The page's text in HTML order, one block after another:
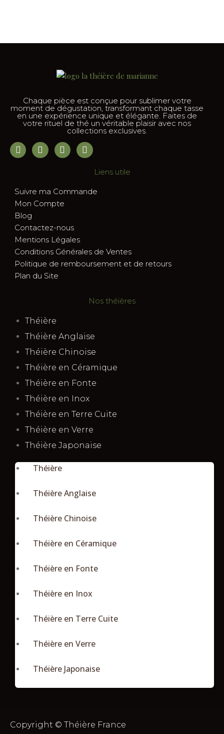
Chaque pièce est conçue pour sublimer votre
moment de dégustation, transformant chaque tasse
en une expérience unique et élégante. Faites de
votre rituel de thé un véritable plaisir avec nos
collections exclusives.
Liens utile
Suivre ma Commande
Mon Compte
Blog
Contactez-nous
Mentions Légales
Conditions Générales de Ventes
Politique de remboursement et de retours
Plan du Site
Nos théières
Théière
Théière Anglaise
Théière Chinoise
Théière en Céramique
Théière en Fonte
Théière en Inox
Théière en Terre Cuite
Théière en Verre
Théière Japonaise
Théière
Théière Anglaise
Théière Chinoise
Théière en Céramique
Théière en Fonte
Théière en Inox
Théière en Terre Cuite
Théière en Verre
Théière Japonaise
Copyright © Théière France